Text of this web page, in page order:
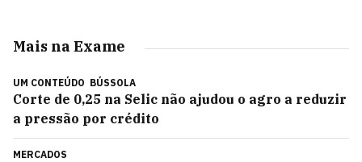
Mais na Exame
UM CONTEÚDO BÚSSOLA
Corte de 0,25 na Selic não ajudou o agro a reduzir
a pressão por crédito
MERCADOS